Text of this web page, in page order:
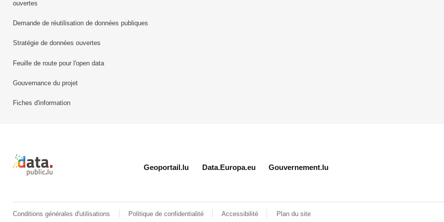
ouvertes
Demande de réutilisation de données publiques
Stratégie de données ouvertes
Feuille de route pour l'open data
Gouvernance du projet
Fiches d'information
Retour à l'accueil de data.public.lu
Geoportail.lu Data.Europa.eu Gouvernement.lu
Conditions générales d'utilisations Politique de confidentialité Accessibilité Plan du site